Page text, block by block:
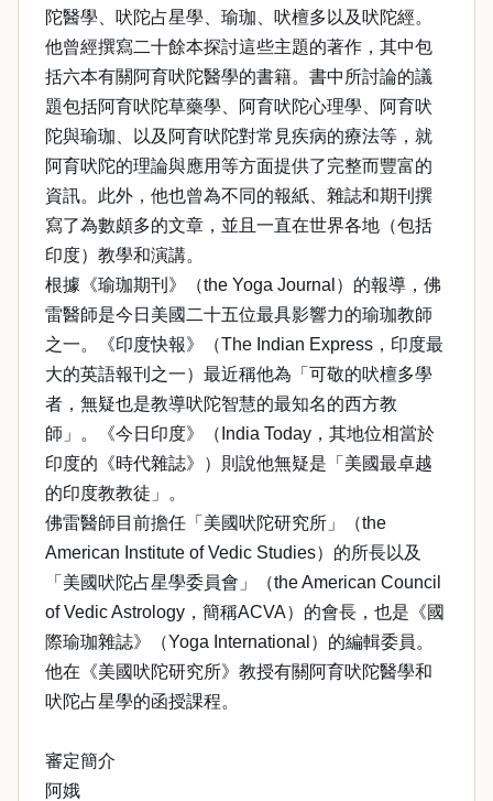
陀醫學、吠陀占星學、瑜珈、吠檀多以及吠陀經。
他曾經撰寫二十餘本探討這些主題的著作，其中包
括六本有關阿育吠陀醫學的書籍。書中所討論的議
題包括阿育吠陀草藥學、阿育吠陀心理學、阿育吠
陀與瑜珈、以及阿育吠陀對常見疾病的療法等，就
阿育吠陀的理論與應用等方面提供了完整而豐富的
資訊。此外，他也曾為不同的報紙、雜誌和期刊撰
寫了為數頗多的文章，並且一直在世界各地（包括
印度）教學和演講。
根據《瑜珈期刊》（the Yoga Journal）的報導，佛
雷醫師是今日美國二十五位最具影響力的瑜珈教師
之一。《印度快報》（The Indian Express，印度最
大的英語報刊之一）最近稱他為「可敬的吠檀多學
者，無疑也是教導吠陀智慧的最知名的西方教
師」。《今日印度》（India Today，其地位相當於
印度的《時代雜誌》）則說他無疑是「美國最卓越
的印度教教徒」。
佛雷醫師目前擔任「美國吠陀研究所」（the
American Institute of Vedic Studies）的所長以及
「美國吠陀占星學委員會」（the American Council
of Vedic Astrology，簡稱ACVA）的會長，也是《國
際瑜珈雜誌》（Yoga International）的編輯委員。
他在《美國吠陀研究所》教授有關阿育吠陀醫學和
吠陀占星學的函授課程。
審定簡介
阿娥